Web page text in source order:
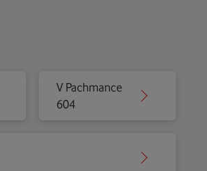
V Pachmance
604